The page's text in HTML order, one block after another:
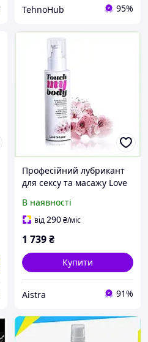
TehnoHub 95%
Професійний лубрикант
для сексу та масажу Love
В наявності
від290₴/міс
1 739₴
Купити
Aistra 91%